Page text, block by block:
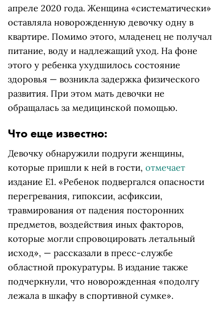
апреле 2020 года. Женщина «систематически»
оставляла новорожденную девочку одну в
квартире. Помимо этого, младенец не получал
питание, воду и надлежащий уход. На фоне
этого у ребенка ухудшилось состояние
здоровья — возникла задержка физического
развития. При этом мать девочки не
обращалась за медицинской помощью.
Что еще известно:
Девочку обнаружили подруги женщины,
которые пришли к ней в гости, отмечает
издание E1. «Ребенок подвергался опасности
перегревания, гипоксии, асфиксии,
травмирования от падения посторонних
предметов, воздействия иных факторов,
которые могли спровоцировать летальный
исход», — рассказали в пресс-службе
областной прокуратуры. В издание также
подчеркнули, что новорожденная «подолгу
лежала в шкафу в спортивной сумке».